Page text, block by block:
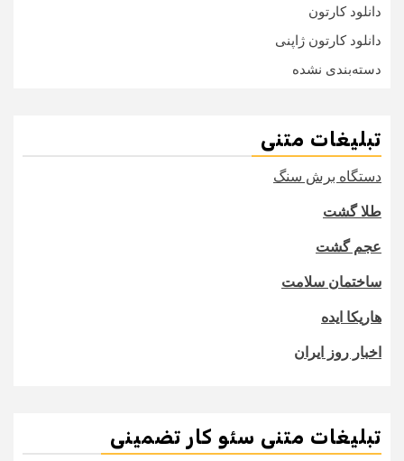
دانلود کارتون
دانلود کارتون ژاپنی
دسته‌بندی نشده
تبلیغات متنی
دستگاه برش سنگ
طلا گشت
عجم گشت
ساختمان سلامت
هاریکا ایده
اخبار روز ایران
تبلیغات متنی سئو کار تضمینی